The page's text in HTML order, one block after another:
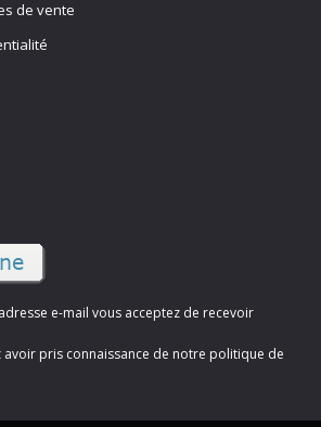
de vente
e-mail vous acceptez de recevoir
avoir pris connaissance de notre politique de